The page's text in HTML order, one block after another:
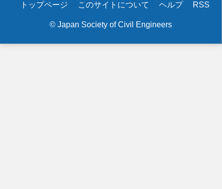
Secondary
トップページ このサイトについて ヘルプ RSS
© Japan Society of Civil Engineers